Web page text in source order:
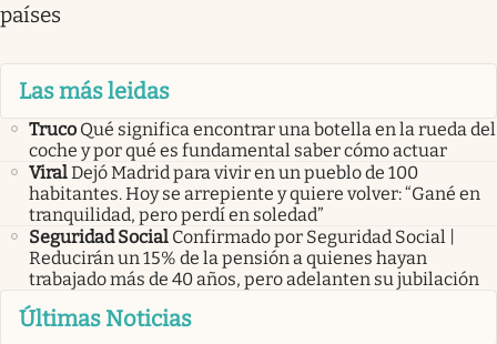
países
Las más leidas
Truco Qué significa encontrar una botella en la rueda del
coche y por qué es fundamental saber cómo actuar
ViralDejó Madrid para vivir en un pueblo de 100
habitantes. Hoy se arrepiente y quiere volver: “Gané en
tranquilidad, pero perdí en soledad”
Seguridad Social Confirmado por Seguridad Social |
Reducirán un 15% de la pensión a quienes hayan
trabajado más de 40 años, pero adelanten su jubilación
Últimas Noticias